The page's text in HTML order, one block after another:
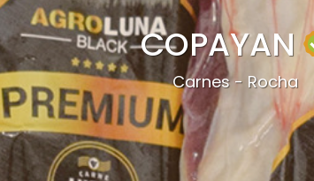
COPAYAN
Carnes - Rocha